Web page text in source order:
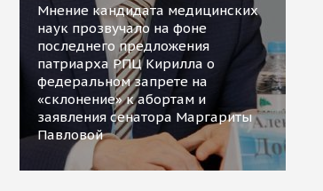
Мнение кандидата медицинских
наук прозвучало на фоне
последнего предложения
патриарха РПЦ Кирилла о
федеральном запрете на
«склонение» к абортам и
заявления сенатора Маргариты
Павловой